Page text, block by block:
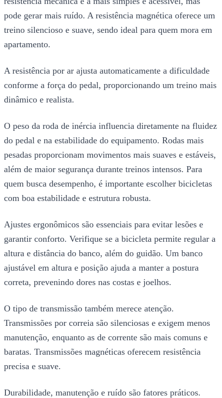
pode gerar mais ruído. A resistência magnética oferece um
treino silencioso e suave, sendo ideal para quem mora em
apartamento.
A resistência por ar ajusta automaticamente a dificuldade
conforme a força do pedal, proporcionando um treino mais
dinâmico e realista.
O peso da roda de inércia influencia diretamente na fluidez
do pedal e na estabilidade do equipamento. Rodas mais
pesadas proporcionam movimentos mais suaves e estáveis,
além de maior segurança durante treinos intensos. Para
quem busca desempenho, é importante escolher bicicletas
com boa estabilidade e estrutura robusta.
Ajustes ergonômicos são essenciais para evitar lesões e
garantir conforto. Verifique se a bicicleta permite regular a
altura e distância do banco, além do guidão. Um banco
ajustável em altura e posição ajuda a manter a postura
correta, prevenindo dores nas costas e joelhos.
O tipo de transmissão também merece atenção.
Transmissões por correia são silenciosas e exigem menos
manutenção, enquanto as de corrente são mais comuns e
baratas. Transmissões magnéticas oferecem resistência
precisa e suave.
Durabilidade, manutenção e ruído são fatores práticos.